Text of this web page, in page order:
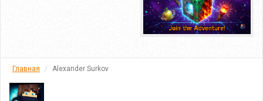
Главная Alexander Surkov